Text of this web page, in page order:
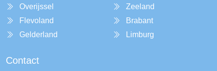
Overijssel
Flevoland
Gelderland
Zeeland
Brabant
Limburg
Contact